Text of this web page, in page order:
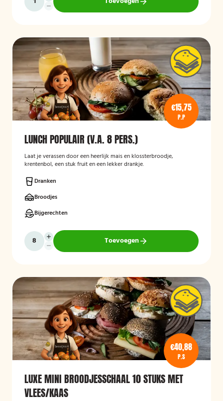
€15,75
P.P
LUNCH POPULAIR (V.A. 8 PERS.)
Laat je verassen door een heerlijk mais en klossterbroodje,
krentenbol, een stuk fruit en een lekker drankje.
Dranken
Broodjes
Bijgerechten
Toevoegen
€40,88
P.S
LUXE MINI BROODJESSCHAAL 10 STUKS MET
VLEES/KAAS